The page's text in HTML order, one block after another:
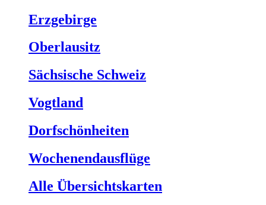
Erzgebirge
Oberlausitz
Sächsische Schweiz
Vogtland
Dorfschönheiten
Wochenendausflüge
Alle Übersichtskarten